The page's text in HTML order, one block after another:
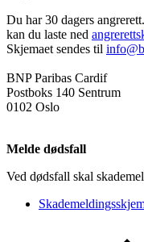
Du har 30 dagers
kan du laste ned
Skjemaet sendes til
BNP Paribas Cardif
Postboks 140 Sentrum
0102 Oslo
Melde dødsfall
Ved dødsfall skal